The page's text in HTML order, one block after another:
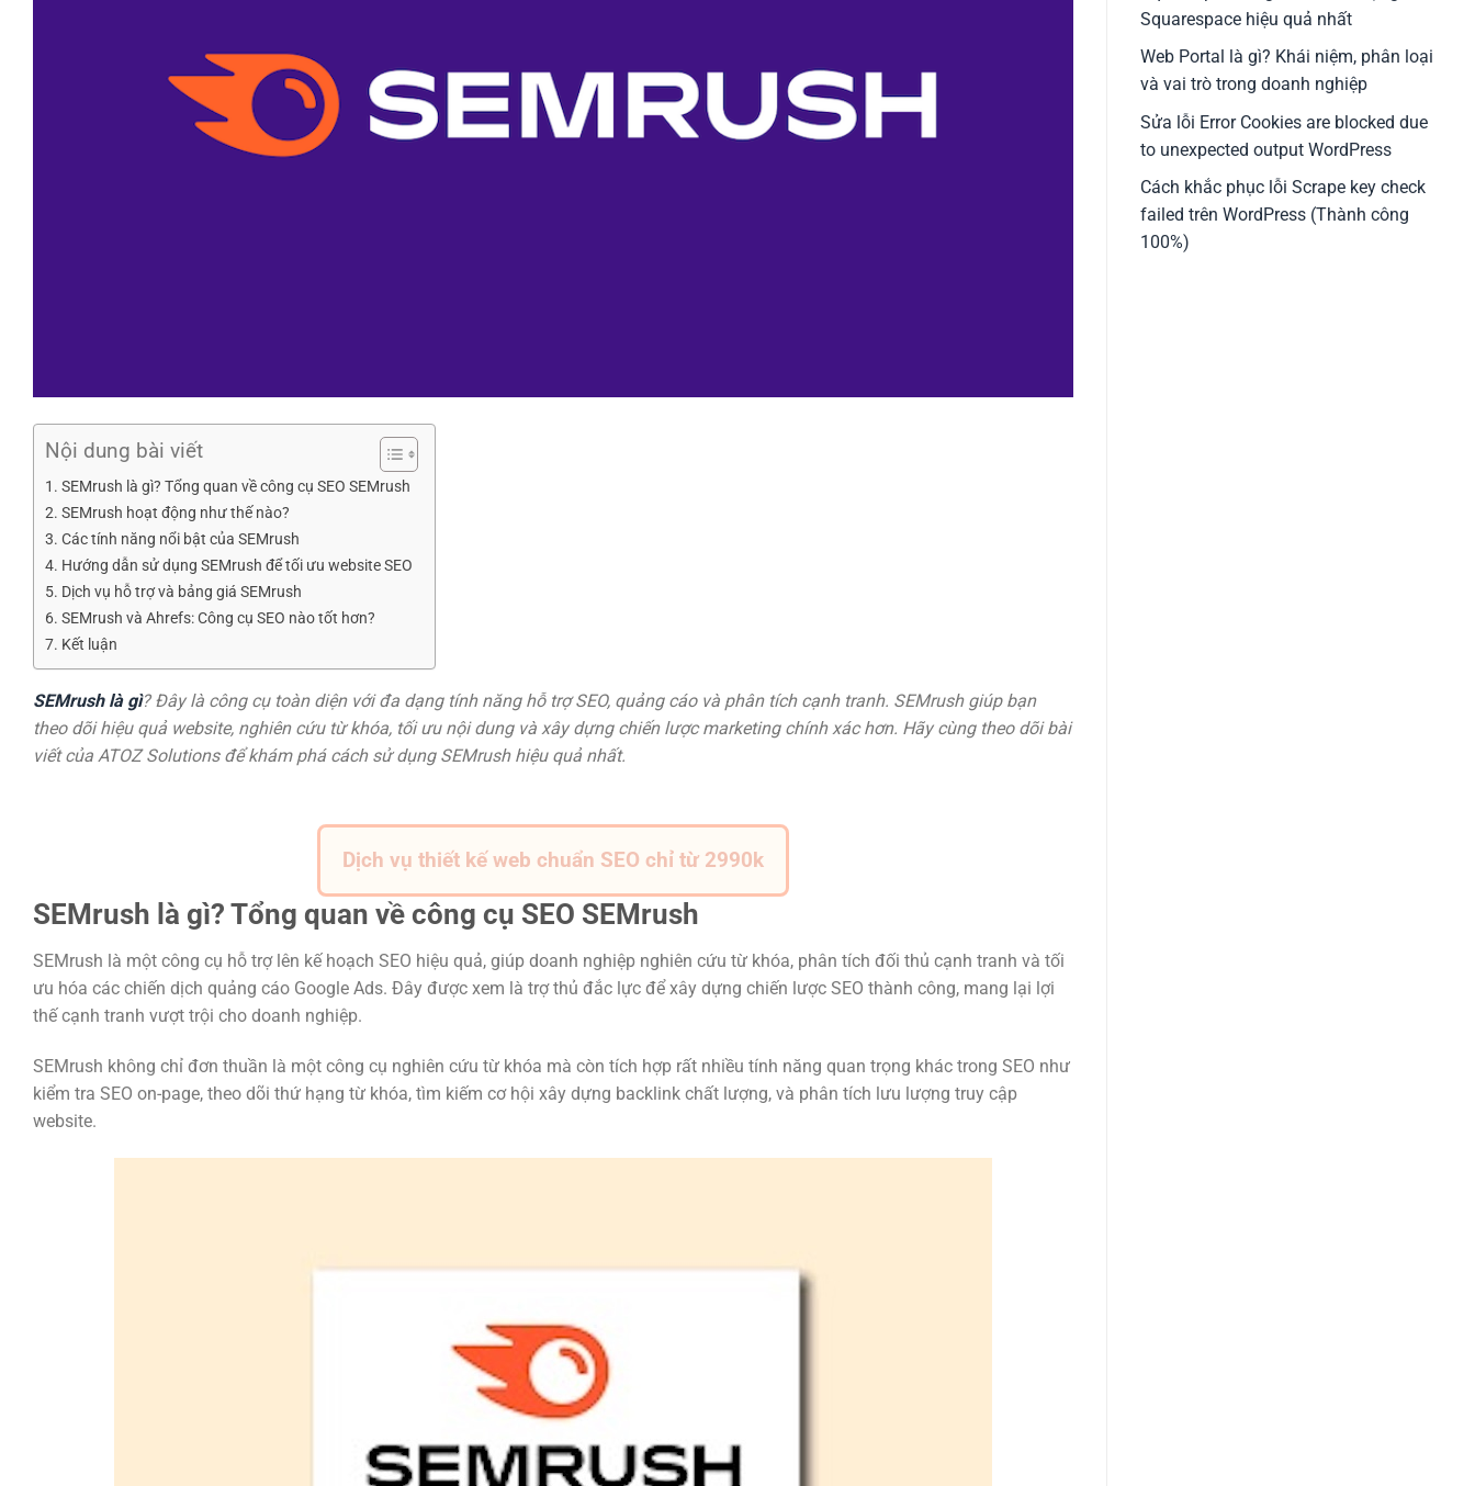
Nội dung bài viết
SEMrush là gì? Tổng quan về công cụ SEO SEMrush
SEMrush hoạt động như thế nào?
Các tính năng nổi bật của SEMrush
Hướng dẫn sử dụng SEMrush để tối ưu website SEO
Dịch vụ hỗ trợ và bảng giá SEMrush
SEMrush và Ahrefs: Công cụ SEO nào tốt hơn?
Kết luận
SEMrush là gì? Đây là công cụ toàn diện với đa dạng tính năng hỗ trợ SEO, quảng cáo và phân tích cạnh tranh. SEMrush giúp bạn
theo dõi hiệu quả website, nghiên cứu từ khóa, tối ưu nội dung và xây dựng chiến lược marketing chính xác hơn. Hãy cùng theo dõi bài
viết của ATOZ Solutions để khám phá cách sử dụng SEMrush hiệu quả nhất.
Dịch vụ thiết kế web chuẩn SEO chỉ từ 2990k
SEMrush là gì? Tổng quan về công cụ SEO SEMrush
SEMrush là một công cụ hỗ trợ lên kế hoạch SEO hiệu quả, giúp doanh nghiệp nghiên cứu từ khóa, phân tích đối thủ cạnh tranh và tối
ưu hóa các chiến dịch quảng cáo Google Ads. Đây được xem là trợ thủ đắc lực để xây dựng chiến lược SEO thành công, mang lại lợi
thế cạnh tranh vượt trội cho doanh nghiệp.
SEMrush không chỉ đơn thuần là một công cụ nghiên cứu từ khóa mà còn tích hợp rất nhiều tính năng quan trọng khác trong SEO như
kiểm tra SEO on-page, theo dõi thứ hạng từ khóa, tìm kiếm cơ hội xây dựng backlink chất lượng, và phân tích lưu lượng truy cập
website.
Squarespace hiệu quả nhất
Web Portal là gì? Khái niệm, phân loại
và vai trò trong doanh nghiệp
Sửa lỗi Error Cookies are blocked due
to unexpected output WordPress
Cách khắc phục lỗi Scrape key check
failed trên WordPress (Thành công
100%)